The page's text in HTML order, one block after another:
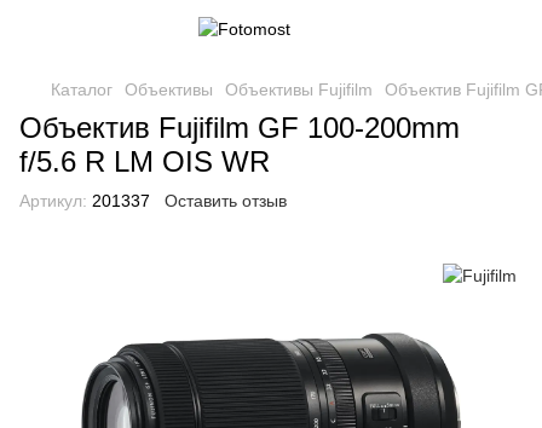
Каталог Объективы Объективы Fujifilm Объектив Fujifilm
Объектив Fujifilm GF 100-200mm
f/5.6 R LM OIS WR
Артикул: 201337 Оставить отзыв